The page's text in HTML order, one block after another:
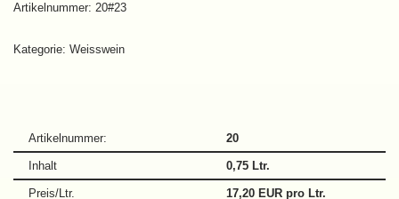
Artikelnummer: 20#23
Kategorie: Weisswein
Artikelnummer: 20
Inhalt 0,75 Ltr.
Preis/Ltr. 17,20 EUR pro Ltr.